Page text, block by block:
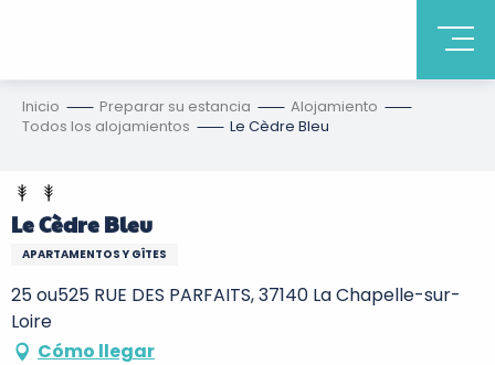
Inicio Preparar su estancia
Alojamiento
Todos los alojamientos
Le Cèdre Bleu
Le Cèdre Bleu
APARTAMENTOS Y GÎTES
25 ou525 RUE DES PARFAITS, 37140 La Chapelle-sur-
Loire
Cómo llegar